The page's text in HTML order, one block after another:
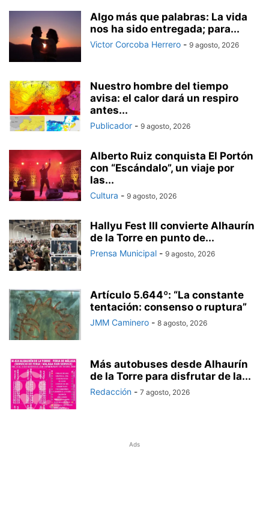
Algo más que palabras: La vida
nos ha sido entregada; para...
Victor Corcoba Herrero - 9 agosto, 2026
Nuestro hombre del tiempo
avisa: el calor dará un respiro
antes...
Publicador - 9 agosto, 2026
Alberto Ruiz conquista El Portón
con “Escándalo”, un viaje por
las...
Cultura - 9 agosto, 2026
Hallyu Fest III convierte Alhaurín
de la Torre en punto de...
Prensa Municipal - 9 agosto, 2026
Artículo 5.644º: “La constante
tentación: consenso o ruptura”
JMM Caminero - 8 agosto, 2026
Más autobuses desde Alhaurín
de la Torre para disfrutar de la...
Redacción - 7 agosto, 2026
Ads